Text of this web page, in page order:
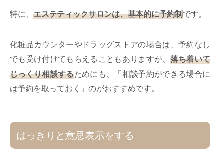
特に、 エステティックサロンは、基本的に予約制です。
化粧品カウンターやドラッグストアの場合は、予約なし
でも受け付けてもらえることもありますが、 落ち着いて
じっくり相談するためにも、「相談予約ができる場合に
は予約を取っておく」のがおすすめです。
はっきりと意思表示をする